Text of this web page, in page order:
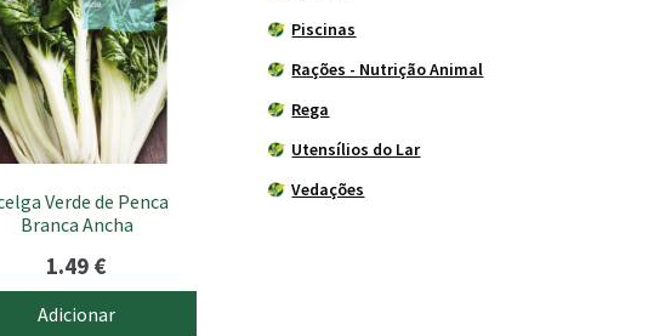
Verde de Penca
Branca Ancha
1.49 €
Adicionar
Piscinas
Rações - Nutrição Animal
Rega
Utensílios do Lar
Vedações